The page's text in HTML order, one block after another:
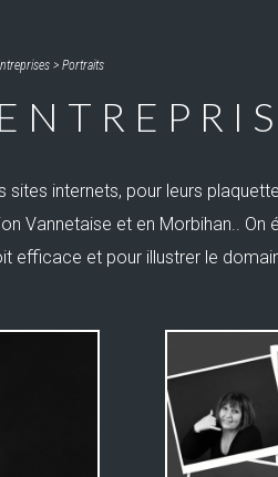
> Portraits
internets, pour leurs
Vannetaise et en Morbihan.. On
efficace et pour illustrer le